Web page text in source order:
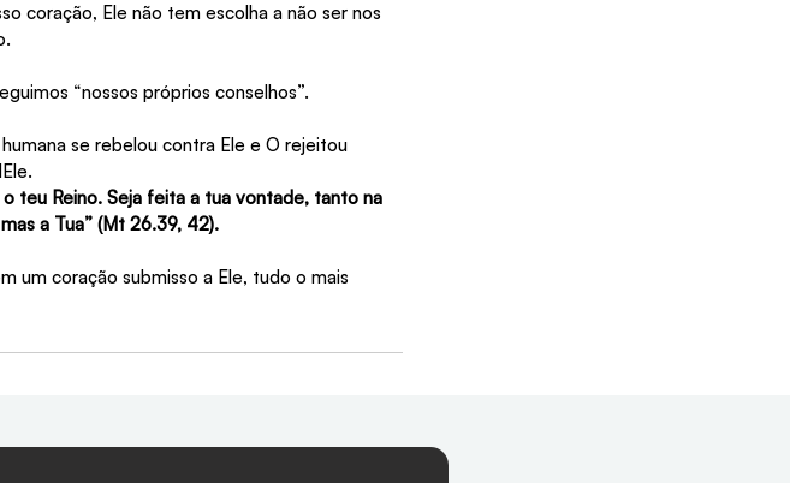
coração, Ele não tem escolha a não ser nos
“nossos próprios conselhos”.
se rebelou contra Ele e O rejeitou
o teu Reino. Seja feita a tua vontade, tanto na
a Tua” (Mt 26.39, 42).
um coração submisso a Ele, tudo o mais